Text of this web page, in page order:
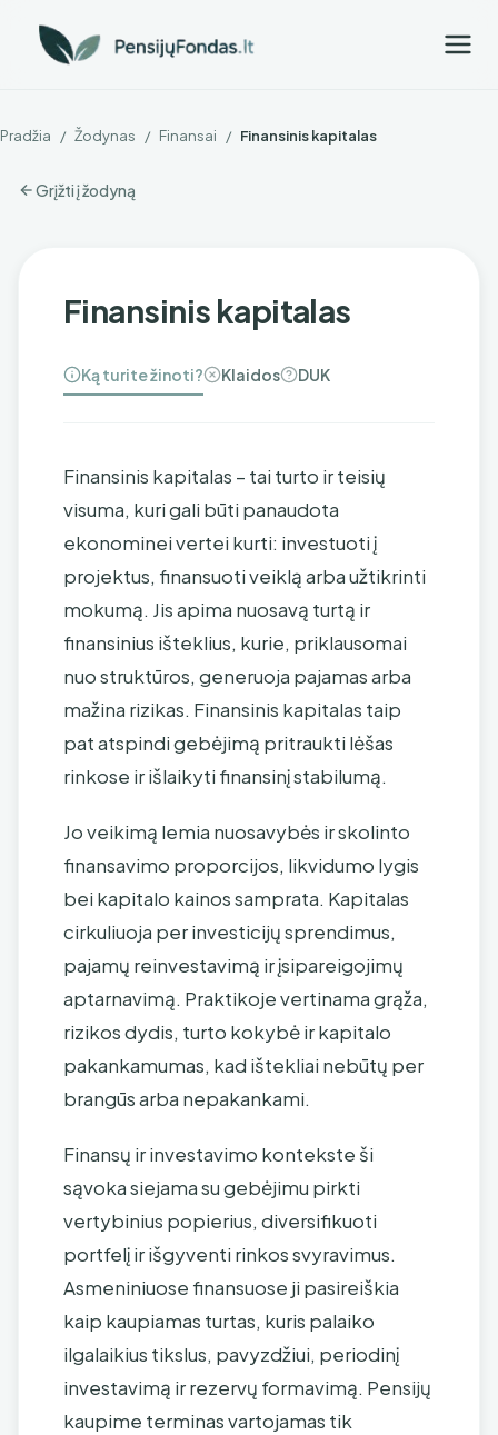
Pradžia / Žodynas / Finansai / Finansinis kapitalas
Grįžti į žodyną
Finansinis kapitalas
Ką turite žinoti? Klaidos DUK
Finansinis kapitalas – tai turto ir teisių
visuma, kuri gali būti panaudota
ekonominei vertei kurti: investuoti į
projektus, finansuoti veiklą arba užtikrinti
mokumą. Jis apima nuosavą turtą ir
finansinius išteklius, kurie, priklausomai
nuo struktūros, generuoja pajamas arba
mažina rizikas. Finansinis kapitalas taip
pat atspindi gebėjimą pritraukti lėšas
rinkose ir išlaikyti finansinį stabilumą.
Jo veikimą lemia nuosavybės ir skolinto
finansavimo proporcijos, likvidumo lygis
bei kapitalo kainos samprata. Kapitalas
cirkuliuoja per investicijų sprendimus,
pajamų reinvestavimą ir įsipareigojimų
aptarnavimą. Praktikoje vertinama grąža,
rizikos dydis, turto kokybė ir kapitalo
pakankamumas, kad ištekliai nebūtų per
brangūs arba nepakankami.
Finansų ir investavimo kontekste ši
sąvoka siejama su gebėjimu pirkti
vertybinius popierius, diversifikuoti
portfelį ir išgyventi rinkos svyravimus.
Asmeniniuose finansuose ji pasireiškia
kaip kaupiamas turtas, kuris palaiko
ilgalaikius tikslus, pavyzdžiui, periodinį
investavimą ir rezervų formavimą. Pensijų
kaupime terminas vartojamas tik